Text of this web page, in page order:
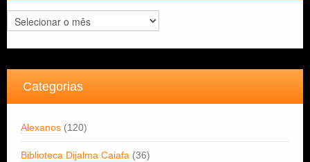
Arquivos
Categorias
Alexanos (120)
Biblioteca Dijalma Caiafa (36)